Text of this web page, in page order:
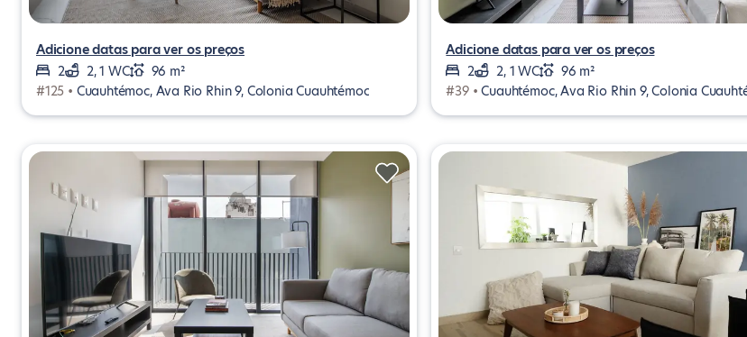
Adicione datas para ver os preços
2
2, 1 WC
96 m²
#125 • Cuauhtémoc, Ava Rio Rhin 9, Colonia Cuauhtémoc
Adicione datas para ver os preços
2
2, 1 WC
96 m²
#39 •Cuauhtémoc, Ava Rio Rhin 9, Colonia